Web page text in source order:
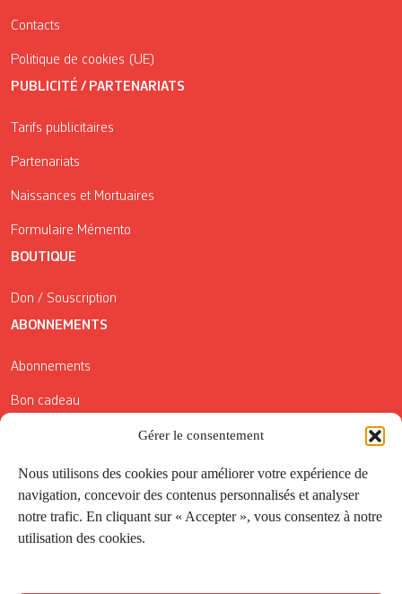
Gérer le consentement
Nous utilisons des cookies pour améliorer votre expérience de
navigation, concevoir des contenus personnalisés et analyser
notre trafic. En cliquant sur « Accepter », vous consentez à notre
utilisation des cookies.
Contacts
Politique de cookies (UE)
PUBLICITÉ / PARTENARIATS
Tarifs publicitaires
Partenariats
Naissances et Mortuaires
Formulaire Mémento
BOUTIQUE
Don / Souscription
ABONNEMENTS
Abonnements
Bon cadeau
Conditions générales de vente
Réductions de la Carte Côté Courrier
Application